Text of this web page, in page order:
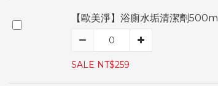
【歐美淨】浴廁水垢清潔劑500ml
SALE NT$259